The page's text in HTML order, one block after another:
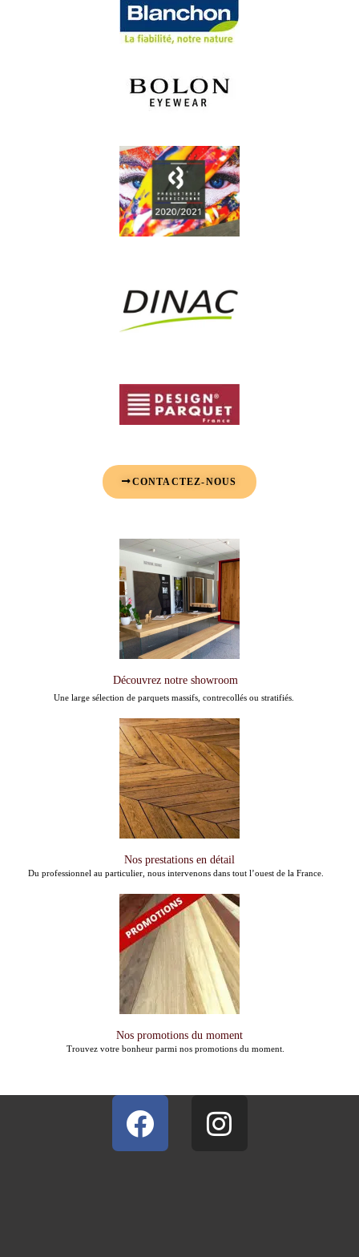
CONTACTEZ-NOUS
Découvrez notre showroom
Une large sélection de parquets massifs, contrecollés ou stratifiés.
Nos prestations en détail
Du professionnel au particulier, nous intervenons dans tout l’ouest de la France.
Nos promotions du moment
Trouvez votre bonheur parmi nos promotions du moment.